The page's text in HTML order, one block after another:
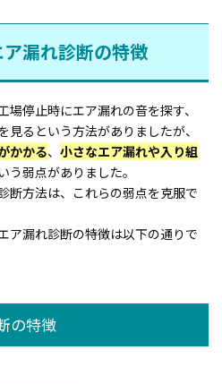
漏れ診断の特徴
停止時にエア漏れの音を探す、
るという方法がありましたが、
かかる、 小さなエア漏れや入り組
う弱点がありました。
断方法は、これらの弱点を克服で
ア漏れ診断の特徴は以下の通りで
の特徴